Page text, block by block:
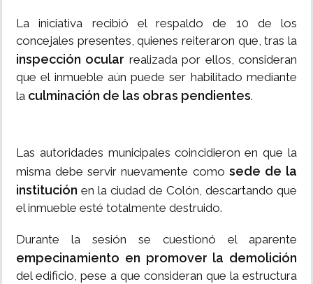
La iniciativa recibió el respaldo de 10 de los
concejales presentes, quienes reiteraron que, tras la
inspección ocular realizada por ellos, consideran
que el inmueble aún puede ser habilitado mediante
la culminación de las obras pendientes.
Las autoridades municipales coincidieron en que la
misma debe servir nuevamente como sede de la
institución en la ciudad de Colón, descartando que
el inmueble esté totalmente destruido.
Durante la sesión se cuestionó el aparente
empecinamiento en promover la demolición
del edificio, pese a que consideran que la estructura